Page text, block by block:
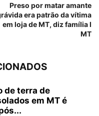
Preso por matar amante
era patrão da vítima
em loja de MT, diz família I
MT
de terra de
em MT é